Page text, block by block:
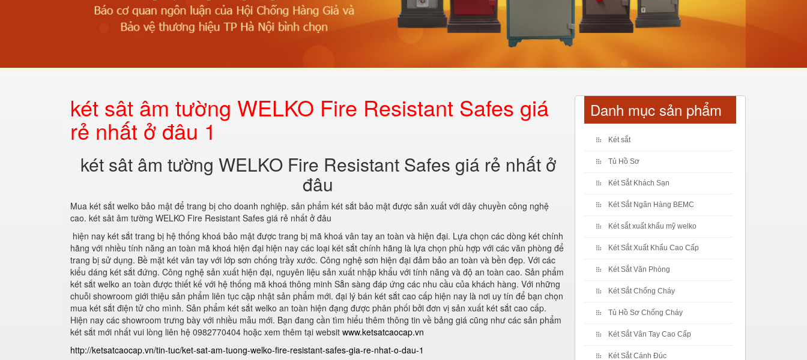
két sât âm tường WELKO Fire Resistant Safes giá
rẻ nhất ở đâu 1
két sât âm tường WELKO Fire Resistant Safes giá rẻ nhất ở
đâu
Mua két sắt welko bảo mật để trang bị cho doanh nghiệp. sản phẩm két sắt bảo mật được sản xuất với dây chuyền công nghệ
cao. két sât âm tường WELKO Fire Resistant Safes giá rẻ nhất ở đâu
hiện nay két sắt trang bị hệ thống khoá bảo mật được trang bị mã khoá vân tay an toàn và hiện đại. Lựa chọn các dòng két chính
hãng với nhiều tính năng an toàn mã khoá hiện đại hiện nay các loại két sắt chính hãng là lựa chọn phù hợp với các văn phòng để
trang bị sử dụng. Bề mặt két vân tay với lớp sơn chống trầy xước. Công nghệ sơn hiện đại đảm bảo an toàn và bền đẹp. Với các
kiểu dáng két sắt đứng. Công nghệ sản xuất hiện đại, nguyên liệu sản xuất nhập khẩu với tính năng và độ an toàn cao. Sản phẩm
két sắt welko an toàn được thiết kế với hệ thống mã khoá thông minh Sẵn sàng đáp ứng các nhu cầu của khách hàng. Với những
chuỗi showroom giới thiệu sản phẩm liên tục cập nhật sản phẩm mới. đại lý bán két sắt cao cấp hiện nay là nơi uy tín để bạn chọn
mua két sắt điện tử cho mình. Sản phẩm két sắt welko an toàn hiện đạng được phân phối bởi đơn vị sản xuất két sắt cao cấp.
Hiện nay các showroom trưng bày với nhiều mẫu mới. Bạn đang cần tìm hiểu thêm thông tin về bảng giá cũng như các sản phẩm
két sắt mới nhất vui lòng liên hệ 0982770404 hoặc xem thêm tại websit www.ketsatcaocap.vn
http://ketsatcaocap.vn/tin-tuc/ket-sat-am-tuong-welko-fire-resistant-safes-gia-re-nhat-o-dau-1
Danh mục sản phẩm
Két sắt
Tủ Hồ Sơ
Két Sắt Khách Sạn
Két Sắt Ngân Hàng BEMC
Két sắt xuất khẩu mỹ welko
Két Sắt Xuất Khẩu Cao Cấp
Két Sắt Văn Phòng
Két Sắt Chống Cháy
Tủ Hồ Sơ Chống Cháy
Két Sắt Vân Tay Cao Cấp
Két Sắt Cánh Đúc